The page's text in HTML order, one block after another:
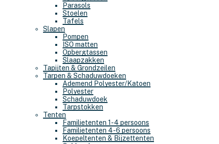
Parasols
Stoelen
Tafels
Slapen
Pompen
ISO matten
Opbergtassen
Slaapzakken
Tapijten & Grondzeilen
Tarpen & Schaduwdoeken
Ademend Polyester/Katoen
Polyester
Schaduwdoek
Tarpstokken
Tenten
Familietenten 1-4 persoons
Familietenten 4-6 persoons
Koepeltenten & Bijzettenten